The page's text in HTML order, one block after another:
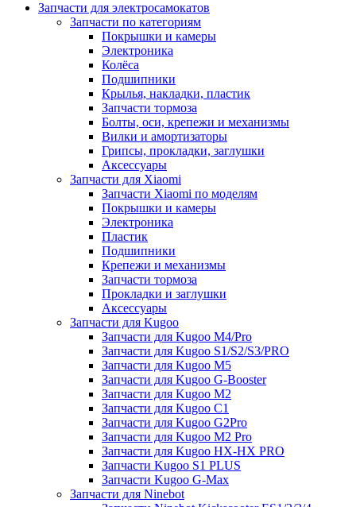
Запчасти для электросамокатов
Запчасти по категориям
Покрышки и камеры
Электроника
Колёса
Подшипники
Крылья, накладки, пластик
Запчасти тормоза
Болты, оси, крепежи и механизмы
Вилки и амортизаторы
Грипсы, прокладки, заглушки
Аксессуары
Запчасти для Xiaomi
Запчасти Xiaomi по моделям
Покрышки и камеры
Электроника
Пластик
Подшипники
Крепежи и механизмы
Запчасти тормоза
Прокладки и заглушки
Аксессуары
Запчасти для Kugoo
Запчасти для Kugoo M4/Pro
Запчасти для Kugoo S1/S2/S3/PRO
Запчасти для Kugoo M5
Запчасти для Kugoo G-Booster
Запчасти для Kugoo M2
Запчасти для Kugoo C1
Запчасти для Kugoo G2Pro
Запчасти для Kugoo M2 Pro
Запчасти для Kugoo HX-HX PRO
Запчасти Kugoo S1 PLUS
Запчасти Kugoo G-Max
Запчасти для Ninebot